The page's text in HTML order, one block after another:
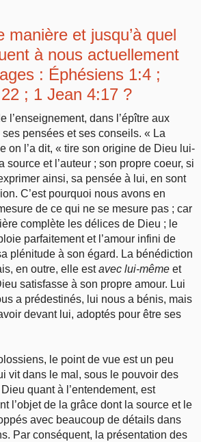
manière et jusqu’à quel
à nous actuellement
: Éphésiens 1:4 ;
; 1 Jean 4:17 ?
l’enseignement, dans l’épître aux
pensées et ses conseils. « La
on l’a dit, « tire son origine de Dieu lui-
source et l’auteur ; son propre coeur, si
ainsi, sa pensée à lui, en sont
C’est pourquoi nous avons en
de ce qui ne se mesure pas ; car
complète les délices de Dieu ; le
parfaitement et l’amour infini de
plénitude à son égard. La bénédiction
en outre, elle estavec lui-même et
satisfasse à son propre amour. Lui
a prédestinés, lui nous a bénis, mais
devant lui, adoptés pour être ses
le point de vue est un peu
vit dans le mal, sous le pouvoir des
quant à l’entendement, est
l’objet de la grâce dont la source et le
avec beaucoup de détails dans
Par conséquent, la présentation des